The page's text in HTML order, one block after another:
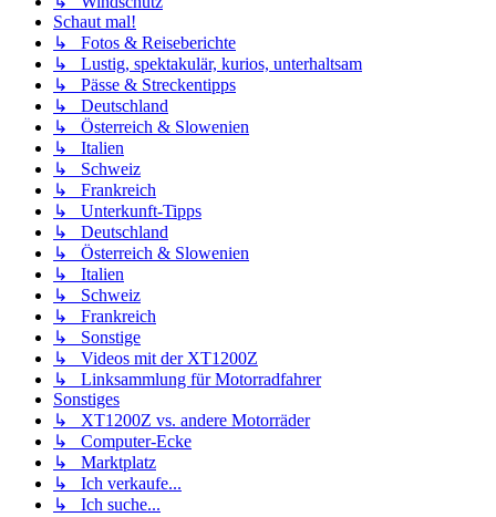
Schaut mal!
↳ Fotos & Reiseberichte
↳ Lustig, spektakulär, kurios, unterhaltsam
↳ Pässe & Streckentipps
↳ Deutschland
↳ Österreich & Slowenien
↳ Italien
↳ Schweiz
↳ Frankreich
↳ Unterkunft-Tipps
↳ Deutschland
↳ Österreich & Slowenien
↳ Italien
↳ Schweiz
↳ Frankreich
↳ Sonstige
↳ Videos mit der XT1200Z
↳ Linksammlung für Motorradfahrer
Sonstiges
↳ XT1200Z vs. andere Motorräder
↳ Computer-Ecke
↳ Marktplatz
↳ Ich verkaufe...
↳ Ich suche...